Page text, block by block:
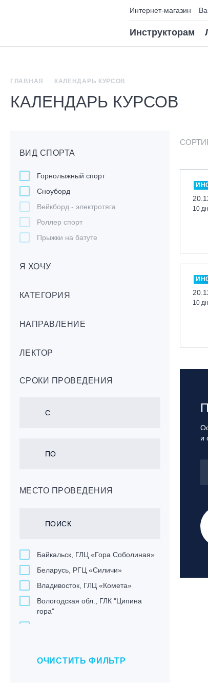
Интернет-магазин
Инструкторам
ГЛАВНАЯ КАЛЕНДАРЬ КУРСОВ
КАЛЕНДАРЬ КУРСОВ
ВИД СПОРТА
Горнолыжный спорт
Сноуборд
Вейкборд - электротяга
Роллер спорт
Прыжки на батуте
Лонгбординг
бордах
Игровые виды спорта
Мечевой бой
Я ХОЧУ
КАТЕГОРИЯ
НАПРАВЛЕНИЕ
ЛЕКТОР
СРОКИ ПРОВЕДЕНИЯ
МЕСТО ПРОВЕДЕНИЯ
Байкальск, ГЛЦ «Гора Соболиная»
Беларусь, РГЦ «Силичи»
Владивосток, ГЛЦ «Комета»
Вологодская обл., ГЛК "Ципина
гора"
Екатеринбург, ГЛЦ «Уктус»
ОЧИСТИТЬ ФИЛЬТР
10
10
и